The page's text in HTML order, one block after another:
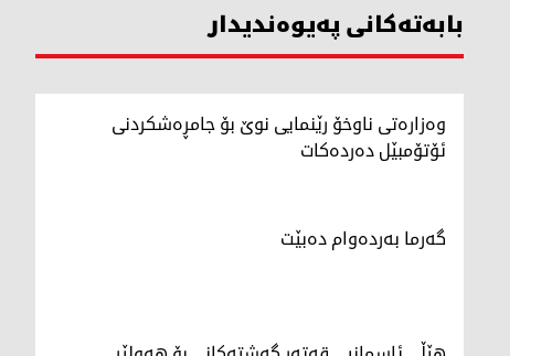
بابەتەکانی پەیوەندیدار
وەزارەتی ناوخۆ رێنمایی نوێ بۆ جامڕەشکردنی
ئۆتۆمبێل دەردەکات
گەرما بەردەوام دەبێت